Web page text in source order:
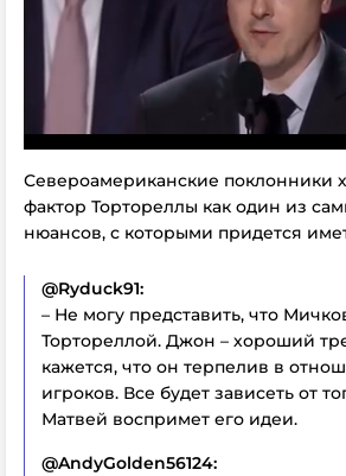
Североамериканские поклонники
фактор Тортореллы как один из
нюансов, с которыми придется
@Ryduck91:
– Не могу представить, что
Тортореллой. Джон – хороший
кажется, что он терпелив в
игроков. Все будет зависеть от
Матвей воспримет его идеи.
@AndyGolden56124: